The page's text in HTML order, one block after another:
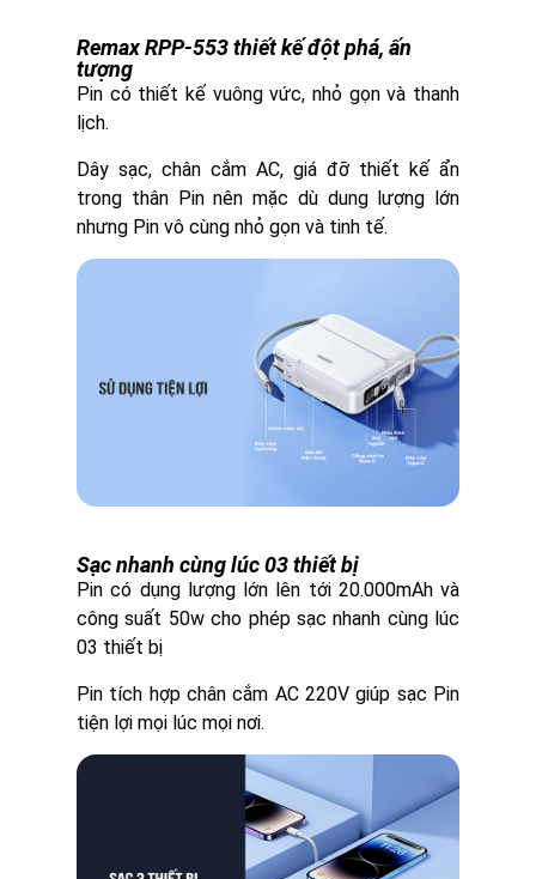
Remax RPP-553 thiết kế đột phá, ấn
tượng
Pin có thiết kế vuông vức, nhỏ gọn và thanh
lịch.
Dây sạc, chân cắm AC, giá đỡ thiết kế ẩn
trong thân Pin nên mặc dù dung lượng lớn
nhưng Pin vô cùng nhỏ gọn và tinh tế.
Sạc nhanh cùng lúc 03 thiết bị
Pin có dụng lượng lớn lên tới 20.000mAh và
công suất 50w cho phép sạc nhanh cùng lúc
03 thiết bị
Pin tích hợp chân cắm AC 220V giúp sạc Pin
tiện lợi mọi lúc mọi nơi.